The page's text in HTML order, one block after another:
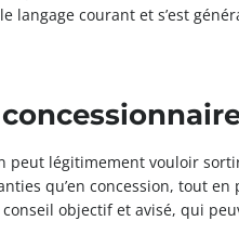
langage courant et s’est
peut légitimement vouloir
qu’en concession, tout
objectif et avisé, qui